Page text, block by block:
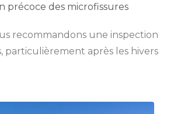
précoce des microfissures
recommandons une inspection
particulièrement après les hivers